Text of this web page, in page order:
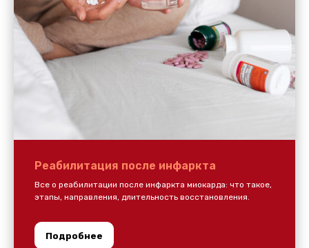
Реабилитация после инфаркта
Все о реабилитации после инфаркта миокарда: что такое,
этапы, направления, длительность восстановления.
Подробнее